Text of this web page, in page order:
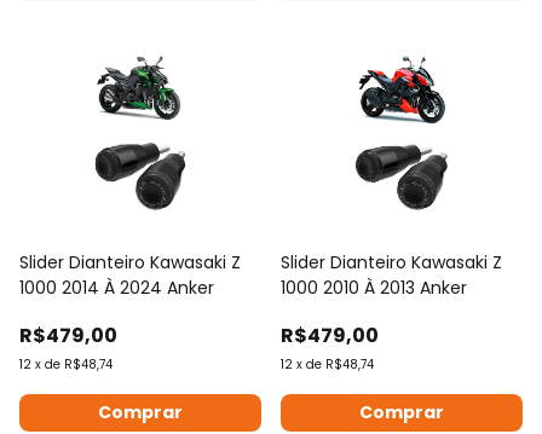
Slider Dianteiro Kawasaki Z
1000 2014 À 2024 Anker
R$479,00
12 x de R$48,74
Comprar
Slider Dianteiro Kawasaki Z
1000 2010 À 2013 Anker
R$479,00
12 x de R$48,74
Comprar